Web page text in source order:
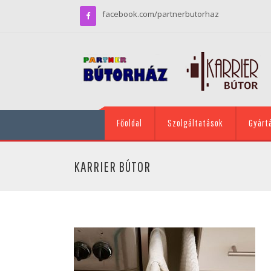
facebook.com/partnerbutorhaz
Főoldal Szolgáltatások
KARRIER BÚTOR